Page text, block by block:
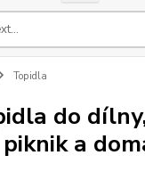
Topidla
do
a